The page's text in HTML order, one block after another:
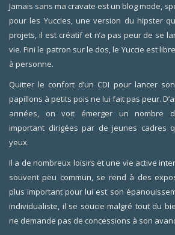
Jamais sans ma cravate est un blog mode,
pour les Yuccies, une version du hipster
projets, il est créatif et n’a pas peur de se
vie. Fini le patron sur le dos, le Yuccie est
à personne.
Quitter le confort d’un CDI pour lancer
papillons à petits pois ne lui fait pas peur.
années, on voit émerger un nombre
important dirigées par de jeunes cadres
yeux.
Il a de nombreux loisirs et une vie active
souvent peu commun, se rend à des
plus important pour lui est son
individualiste, il se soucie malgré tout du
ne demande pas de concessions à son